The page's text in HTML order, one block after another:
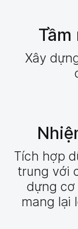
Xây
Tích hợp
trung với
dựng cơ
mang lại